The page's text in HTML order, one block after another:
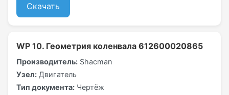
Скачать
WP 10. Геометрия коленвала 612600020865
Производитель: Shacman
Узел: Двигатель
Тип документа: Чертёж